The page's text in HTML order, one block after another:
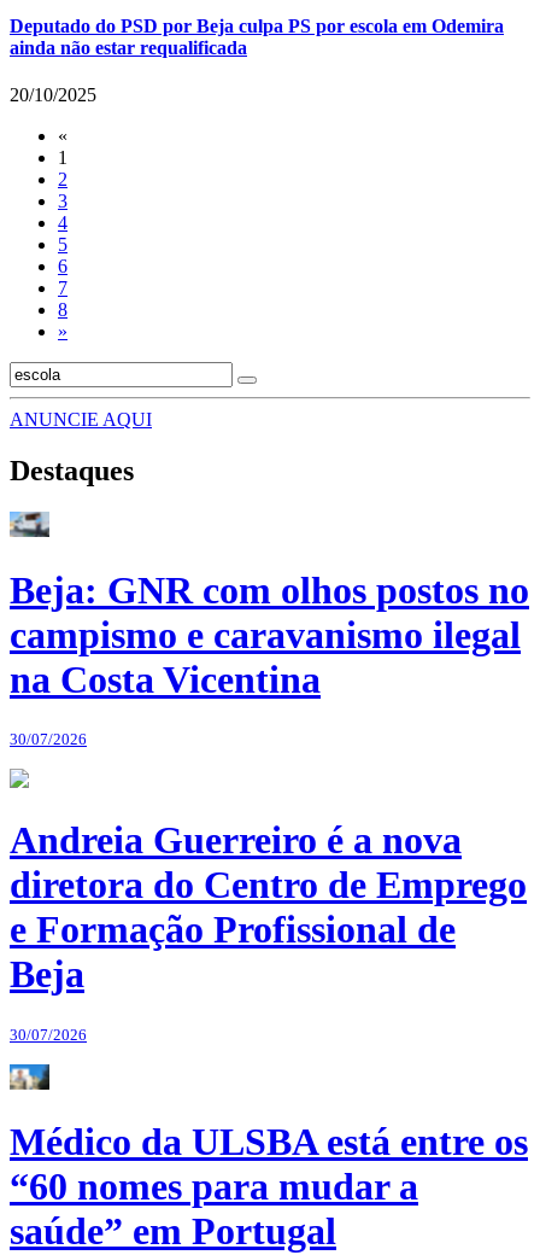
Deputado do PSD por Beja culpa PS por escola em Odemira
ainda não estar requalificada
20/10/2025
«
1
2
3
4
5
6
7
8
»
ANUNCIE AQUI
Destaques
Beja: GNR com olhos postos no
campismo e caravanismo ilegal
na Costa Vicentina
30/07/2026
Andreia Guerreiro é a nova
diretora do Centro de Emprego
e Formação Profissional de
Beja
30/07/2026
Médico da ULSBA está entre os
“60 nomes para mudar a
saúde” em Portugal